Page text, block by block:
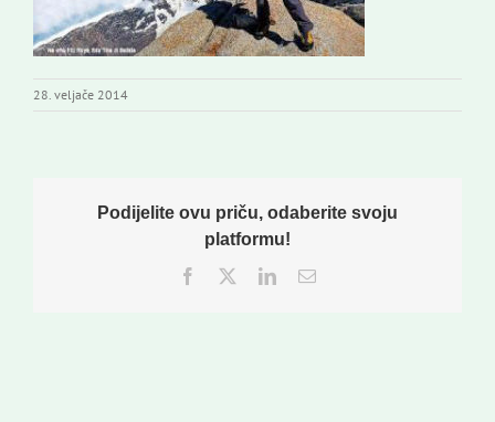
Izdavaštvo
Korisne informacije
28. veljače 2014
Podijelite ovu priču, odaberite svoju
platformu!
Facebook
TwitterLinkedInEmail: